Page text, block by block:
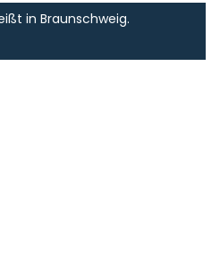
in Braunschweig.